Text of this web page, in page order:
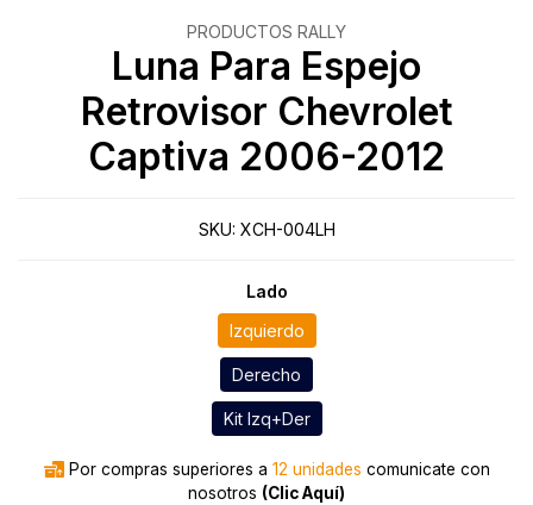
PRODUCTOS RALLY
Luna Para Espejo
Retrovisor Chevrolet
Captiva 2006-2012
SKU: XCH-004LH
Lado
Izquierdo
Derecho
Kit Izq+Der
Por compras superiores a 12 unidades comunicate con
nosotros (Clic Aquí)